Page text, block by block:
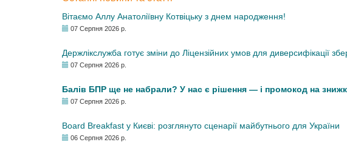
Вітаємо Аллу Анатоліївну Котвіцьку з днем народження!
07 Серпня 2026 р.
Держлікслужба готує зміни до Ліцензійних умов для диверсифікації
07 Серпня 2026 р.
Балів БПР ще не набрали? У нас є рішення — і промокод на
07 Серпня 2026 р.
Board Breakfast у Києві: розглянуто сценарії майбутнього для України
06 Серпня 2026 р.